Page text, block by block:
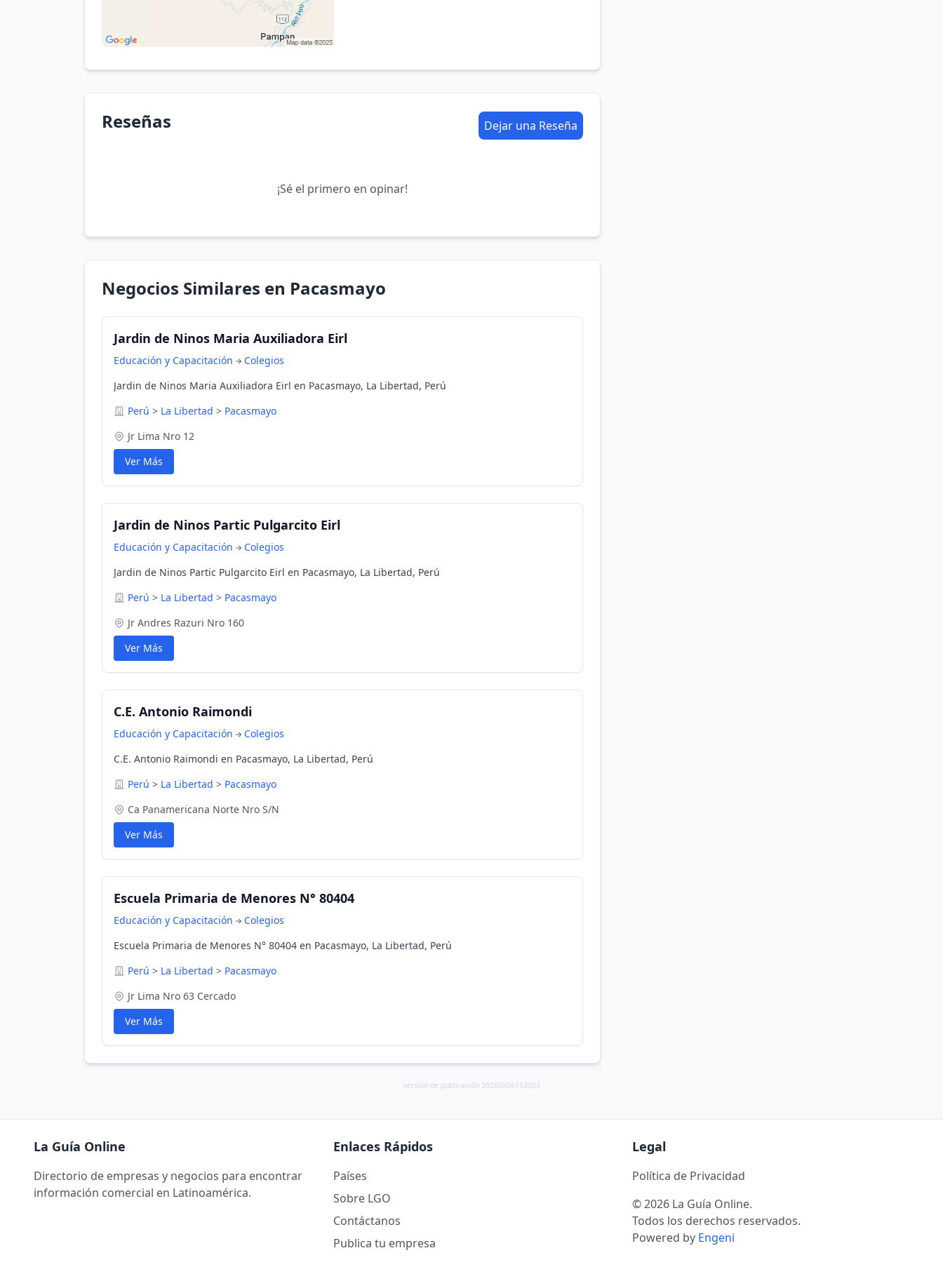
Reseñas Dejar una Reseña
¡Sé el primero en opinar!
Negocios Similares en Pacasmayo
Jardin de Ninos Maria Auxiliadora Eirl
Educación y Capacitación
Colegios
Jardin de Ninos Maria Auxiliadora Eirl en Pacasmayo, La Libertad, Perú
Perú > La Libertad > Pacasmayo
Jr Lima Nro 12
Ver Más
Jardin de Ninos Partic Pulgarcito Eirl
Educación y Capacitación
Colegios
Jardin de Ninos Partic Pulgarcito Eirl en Pacasmayo, La Libertad, Perú
Perú > La Libertad > Pacasmayo
Jr Andres Razuri Nro 160
Ver Más
C.E. Antonio Raimondi
Educación y Capacitación
Colegios
C.E. Antonio Raimondi en Pacasmayo, La Libertad, Perú
Perú > La Libertad > Pacasmayo
Ca Panamericana Norte Nro S/N
Ver Más
Escuela Primaria de Menores N° 80404
Educación y Capacitación
Colegios
Escuela Primaria de Menores N° 80404 en Pacasmayo, La Libertad, Perú
Perú > La Libertad > Pacasmayo
Jr Lima Nro 63 Cercado
Ver Más
versión de publicación 20260806153003
La Guía Online
Directorio de empresas y negocios para encontrar
información comercial en Latinoamérica.
Enlaces Rápidos
Países
Sobre LGO
Contáctanos
Publica tu empresa
Legal
Política de Privacidad
© 2026 La Guía Online.
Todos los derechos reservados.
Powered by Engeni